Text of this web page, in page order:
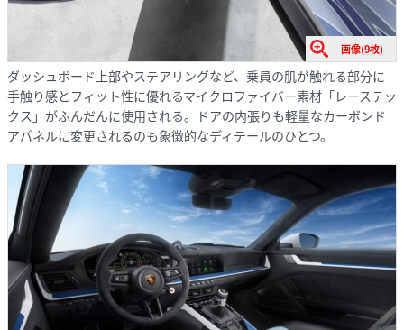
画像(9枚)
ダッシュボード上部やステアリングなど、乗員の肌が触れる部分に
手触り感とフィット性に優れるマイクロファイバー素材「レーステッ
クス」がふんだんに使用される。ドアの内張りも軽量なカーボンド
アパネルに変更されるのも象徴的なディテールのひとつ。